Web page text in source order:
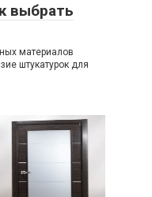
выбрать
материалов
штукатурок для